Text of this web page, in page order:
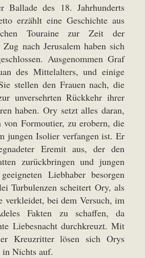
Ballade des 18. Jahrhunderts
erzählt eine Geschichte aus
Touraine zur Zeit der
nach Jerusalem haben sich
Ausgenommen Graf
des Mittelalters, und einige
stellen den Frauen nach, die
unversehrten Rückkehr ihrer
haben. Ory setzt alles daran,
Formoutier, zu erobern, die
jungen Isolier verfangen ist. Er
Eremit aus, der den
zurückbringen und jungen
Liebhaber besorgen
Turbulenzen scheitert Ory, als
verkleidet, bei dem Versuch, im
Fakten zu schaffen, da
Liebesnacht durchkreuzt. Mit
Kreuzritter lösen sich Orys
in Nichts auf.